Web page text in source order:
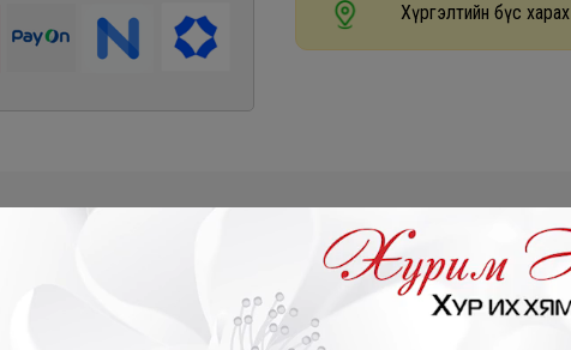
Хүргэлтийн бүс харах
- 140,000₮